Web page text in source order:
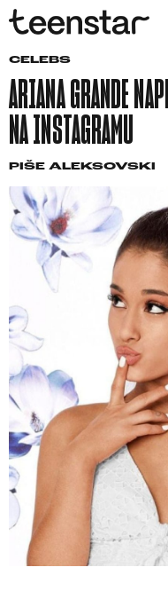
CELEBS
ARIANA GRANDE
NA INSTAGRAMU
PIŠE ALEKSOVSKI